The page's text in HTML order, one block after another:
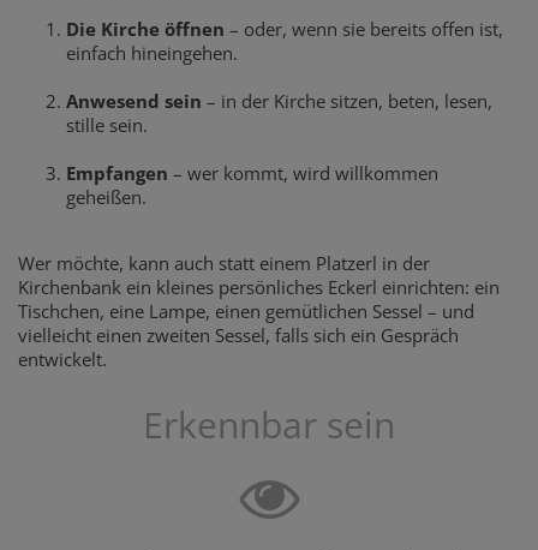
Die Kirche öffnen – oder, wenn sie bereits offen ist,
einfach hineingehen.
Anwesend sein – in der Kirche sitzen, beten, lesen,
stille sein.
Empfangen – wer kommt, wird willkommen
geheißen.
Wer möchte, kann auch statt einem Platzerl in der
Kirchenbank ein kleines persönliches Eckerl einrichten: ein
Tischchen, eine Lampe, einen gemütlichen Sessel – und
vielleicht einen zweiten Sessel, falls sich ein Gespräch
entwickelt.
Erkennbar sein